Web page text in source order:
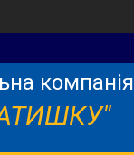
компанія